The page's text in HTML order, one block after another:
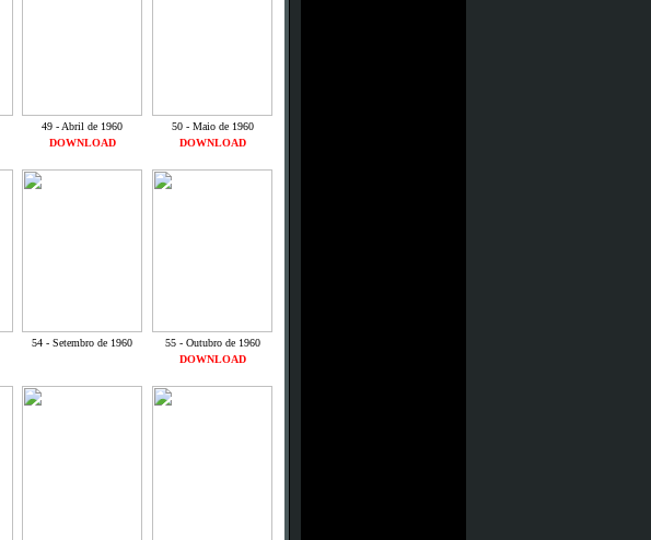
49 - Abril de 1960
50 - Maio de 1960
DOWNLOAD DOWNLOAD
54 - Setembro de 1960
55 - Outubro de 1960
DOWNLOAD